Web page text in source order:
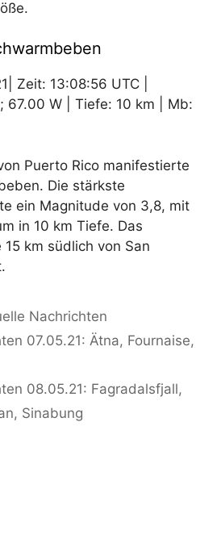
Zeit: 13:08:56 UTC |
67.00 W | Tiefe: 10 km | Mb:
Puerto Rico manifestierte
Die stärkste
ein Magnitude von 3,8, mit
in 10 km Tiefe. Das
km südlich von San
Nachrichten
07.05.21: Ätna, Fournaise,
08.05.21: Fagradalsfjall,
Sinabung